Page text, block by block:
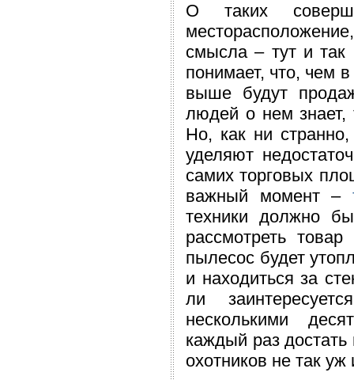
О таких
смысла – тут и так
понимает, что, чем
выше будут
людей о нем знает,
Но, как ни
уделяют
самих торговых
важный момент –
техники должно
рассмотреть
пылесос будет
и находиться за
ли
несколькими
каждый раз
охотников не так уж